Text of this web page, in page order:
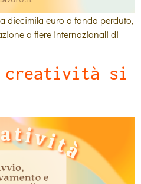
diecimila euro a fondo perduto,
a fiere internazionali di
si